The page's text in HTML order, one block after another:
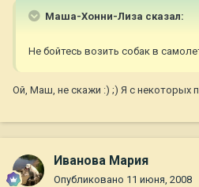
Маша-Хонни-Лиза сказал:
Не бойтесь возить собак в
Ой, Маш, не скажи :) ;) Я с некоторых
Иванова Мария
Опубликовано 11 июня, 2008